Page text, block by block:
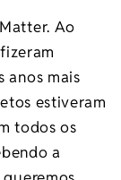
Ao
anos mais
estiveram
todos os
a